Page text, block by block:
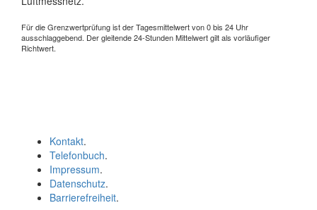
Für die Grenzwertprüfung ist der Tagesmittelwert von 0 bis 24 Uhr
ausschlaggebend. Der gleitende 24-Stunden Mittelwert gilt als vorläufiger
Richtwert.
Kontakt.
Telefonbuch.
Impressum.
Datenschutz.
Barrierefreiheit.